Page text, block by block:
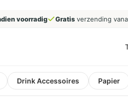
voorradig Gratisverzending
Drink Accessoires Papier